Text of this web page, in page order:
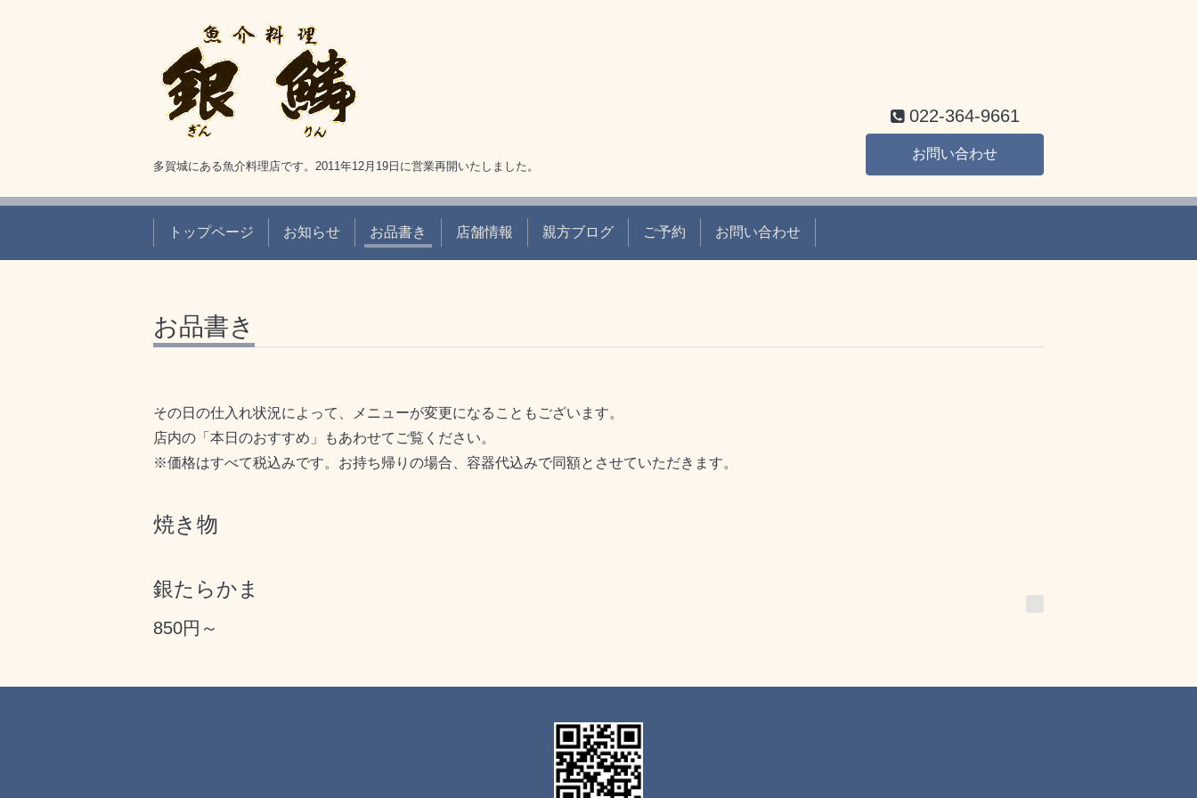
多賀城にある魚介料理店です。2011年12月19日に営業再開いたしました。
022-364-9661
お問い合わせ
トップページ お知らせ お品書き 店舗情報 親方ブログ ご予約 お問い合わせ
お品書き
その日の仕入れ状況によって、メニューが変更になることもございます。
店内の「本日のおすすめ」もあわせてご覧ください。
※価格はすべて税込みです。お持ち帰りの場合、容器代込みで同額とさせていただきます。
焼き物
銀たらかま
850円～